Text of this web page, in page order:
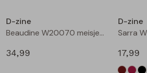
Bermuda's
D-zine
Beaudine W20070 meisjes lange broek Bruin donker
34,99
D-zine
17,99